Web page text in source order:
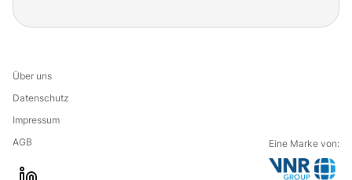
Über uns
Datenschutz
Impressum
AGB
Eine Marke von: